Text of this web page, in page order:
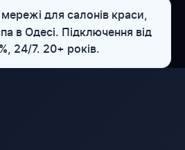
для салонів краси,
в Одесі. Підключення від
24/7. 20+ років.